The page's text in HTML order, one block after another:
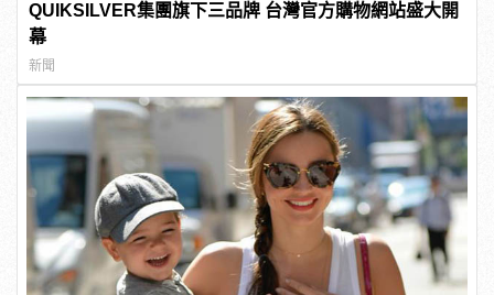
QUIKSILVER集團旗下三品牌 台灣官方購物網站盛大開
幕
新聞